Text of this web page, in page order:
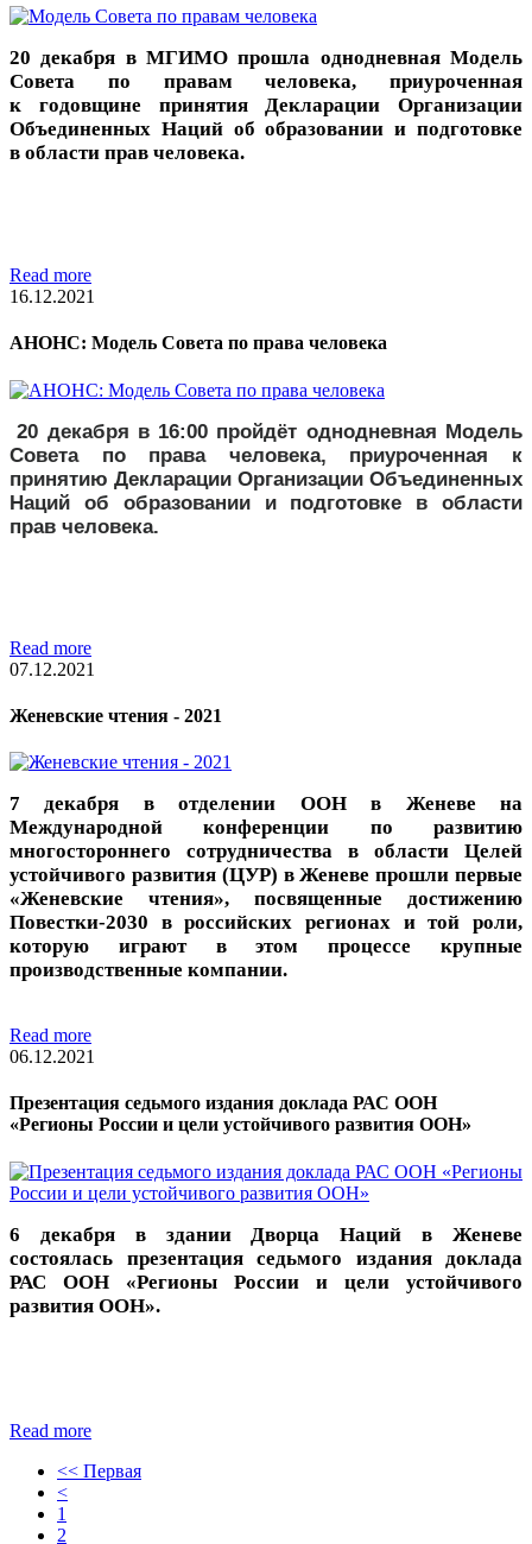
20 декабря в МГИМО прошла однодневная Модель
Совета по правам человека, приуроченная
к годовщине принятия Декларации Организации
Объединенных Наций об образовании и подготовке
в области прав человека.
Read more
16.12.2021
АНОНС: Модель Совета по права человека
20 декабря в 16:00 пройдёт однодневная Модель
Совета по права человека, приуроченная к
принятию Декларации Организации Объединенных
Наций об образовании и подготовке в области
прав человека.
Read more
07.12.2021
Женевские чтения - 2021
7 декабря в отделении ООН в Женеве на
Международной конференции по развитию
многостороннего сотрудничества в области Целей
устойчивого развития (ЦУР) в Женеве прошли первые
«Женевские чтения», посвященные достижению
Повестки-2030 в российских регионах и той роли,
которую играют в этом процессе крупные
производственные компании.
Read more
06.12.2021
Презентация седьмого издания доклада РАС ООН
«Регионы России и цели устойчивого развития ООН»
6 декабря в здании Дворца Наций в Женеве
состоялась презентация седьмого издания доклада
РАС ООН «Регионы России и цели устойчивого
развития ООН».
Read more
<< Первая
<
1
2